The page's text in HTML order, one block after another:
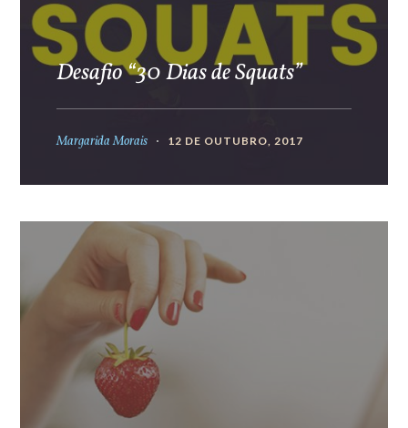
Desafio “30 Dias de Squats”
Margarida Morais 12 DE OUTUBRO, 2017